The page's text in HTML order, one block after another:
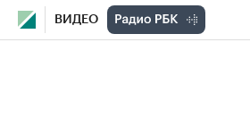
ВИДЕО